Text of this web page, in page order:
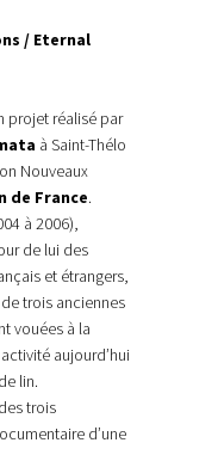
/ Eternal
projet réalisé par
à Saint-Thélo
Nouveaux
de France.
à 2006),
de lui des
et étrangers,
trois anciennes
vouées à la
aujourd’hui
lin.
trois
d’une